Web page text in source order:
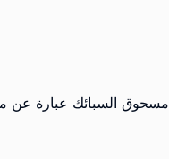
مسحوق السبائك عبارة عن